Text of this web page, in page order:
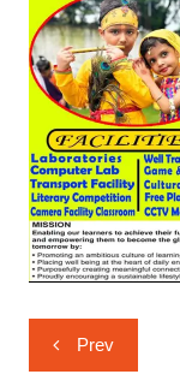
Post
navigation
Prev